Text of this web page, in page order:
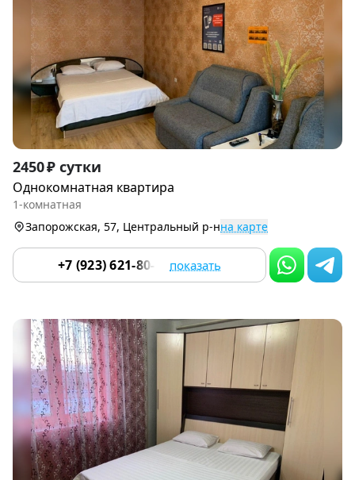
Item
1
of
2450 ₽ сутки
Однокомнатная квартира
1-комнатная
Запорожская, 57, Центральный р-нна карте
+7 (923) 621-80-80 показать